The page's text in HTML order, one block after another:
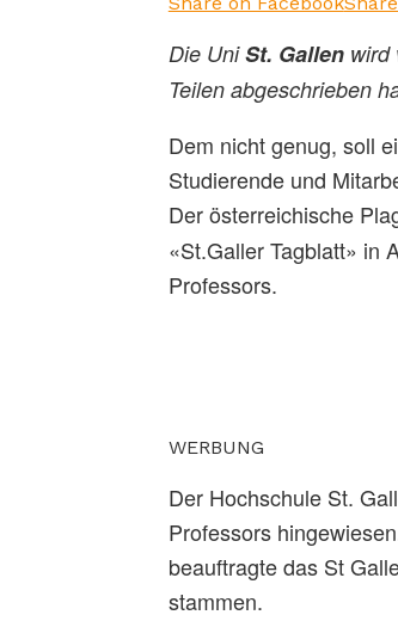
Die UniSt. Gallenwird
Teilen abgeschrieben
Dem nicht genug, soll
Studierende und
Der österreichische
«St.Galler Tagblatt» in
Professors.
WERBUNG
Der Hochschule St.
Professors
beauftragte das St
stammen.